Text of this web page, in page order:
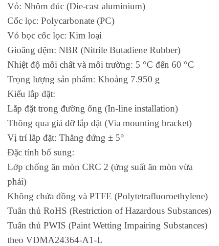
Vỏ: Nhôm đúc (Die-cast aluminium)
Cốc lọc: Polycarbonate (PC)
Vỏ bọc cốc lọc: Kim loại
Gioăng đệm: NBR (Nitrile Butadiene Rubber)
Nhiệt độ môi chất và môi trường: 5 °C đến 60 °C
Trọng lượng sản phẩm: Khoảng 7.950 g
Kiểu lắp đặt:
Lắp đặt trong đường ống (In-line installation)
Thông qua giá đỡ lắp đặt (Via mounting bracket)
Vị trí lắp đặt: Thẳng đứng ± 5°
Đặc tính bổ sung:
Lớp chống ăn mòn CRC 2 (ứng suất ăn mòn vừa
phải)
Không chứa đồng và PTFE (Polytetrafluoroethylene)
Tuân thủ RoHS (Restriction of Hazardous Substances)
Tuân thủ PWIS (Paint Wetting Impairing Substances)
theo VDMA24364-A1-L